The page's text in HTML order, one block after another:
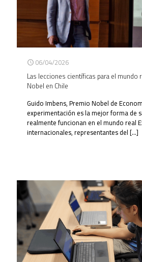
06/04/2026
Las lecciones científicas para el mundo
Nobel en Chile
Guido Imbens, Premio Nobel de
experimentación es la mejor forma de
realmente funcionan en el mundo real
internacionales, representantes del[…]